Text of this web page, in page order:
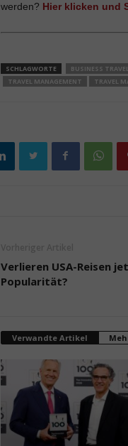
werden? Hier klicken und
SCHLAGWORTE BUSINESS TRAVEL
TRAVEL MANAGEMENT
TRAVEL
Verlieren USA-Reisen
Popularität?
Verwandte Artikel